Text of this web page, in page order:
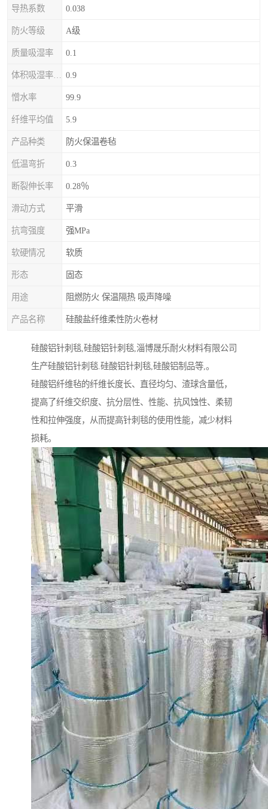
导热系数 0.038
防火等级 A级
质量吸湿率 0.1
0.9
憎水率 99.9
纤维平均值 5.9
产品种类 防火保温卷毡
低温弯折 0.3
断裂伸长率 0.28％
滑动方式 平滑
抗弯强度 强MPa
软硬情况 软质
形态 固态
用途 阻燃防火 保温隔热 吸声降噪
产品名称 硅酸盐纤维柔性防火卷材
硅酸铝针刺毯,硅酸铝针刺毯,淄博晟乐耐火材料有限公司
生产硅酸铝针刺毯.硅酸铝针刺毯,硅酸铝制品等,。
硅酸铝纤维毡的纤维长度长、直径均匀、渣球含量低，
提高了纤维交织度、抗分层性、性能、抗风蚀性、柔韧
性和拉伸强度，从而提高针刺毯的使用性能，减少材料
损耗。